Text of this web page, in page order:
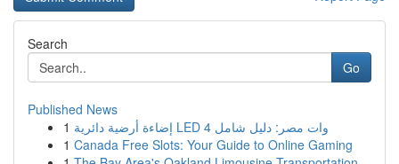
Search
Go
Published News
1
إضاءة أرضية دائرية LED 4 وات مصر: دليل شامل
1 Canada Free Slots: Your Guide to Online Gaming